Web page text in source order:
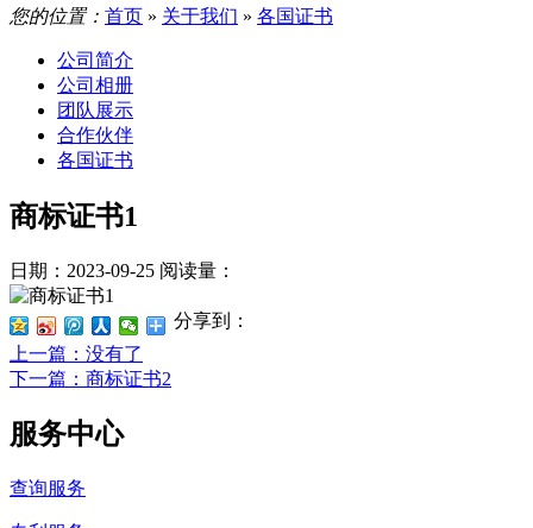
您的位置： 首页 » 关于我们 » 各国证书
公司简介
公司相册
团队展示
合作伙伴
各国证书
商标证书1
日期：2023-09-25 阅读量：
分享到：
上一篇 ：没有了
下一篇 ：商标证书2
服务中心
查询服务